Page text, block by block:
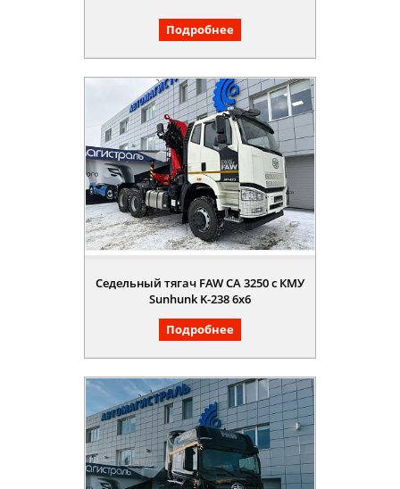
Подробнее
Седельный тягач FAW CA 3250 c КМУ
Sunhunk K-238 6х6
Подробнее